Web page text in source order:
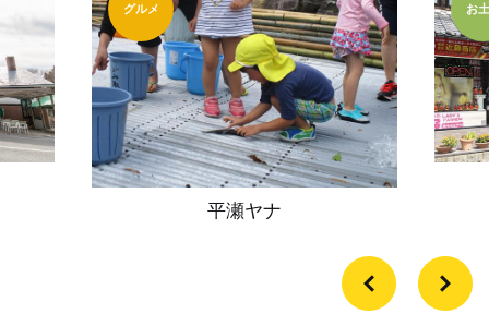
グルメ
平瀬ヤナ
お